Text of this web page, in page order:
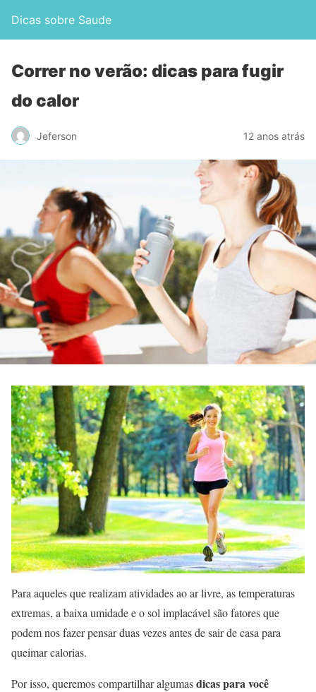
Dicas sobre Saude
Correr no verão: dicas para fugir
do calor
Jeferson 12 anos atrás
Para aqueles que realizam atividades ao ar livre, as temperaturas
extremas, a baixa umidade e o sol implacável são fatores que
podem nos fazer pensar duas vezes antes de sair de casa para
queimar calorias.
Por isso, queremos compartilhar algumasdicas para você